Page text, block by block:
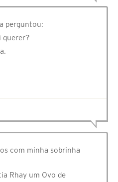
perguntou:
querer?
com minha sobrinha
Rhay um Ovo de